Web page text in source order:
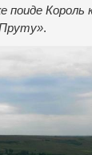
Король
.